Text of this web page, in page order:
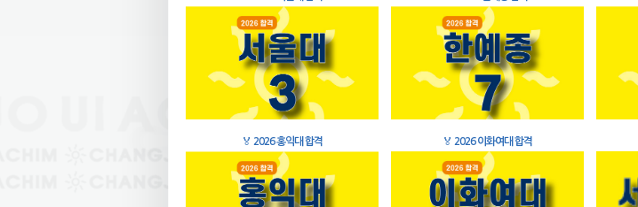
🏅 2026 홍익대 합격 🏅 2026 이화여대 합격